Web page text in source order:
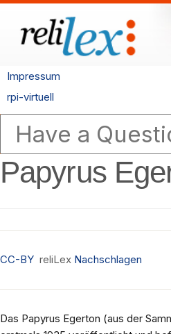
Impressum
rpi-virtuell
Papyrus
CC-BY reliLex Nachschlagen
Das Papyrus Egerton (aus der